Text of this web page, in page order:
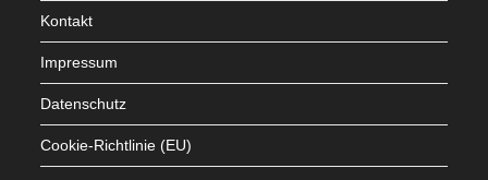
Kontakt
Impressum
Datenschutz
Cookie-Richtlinie (EU)